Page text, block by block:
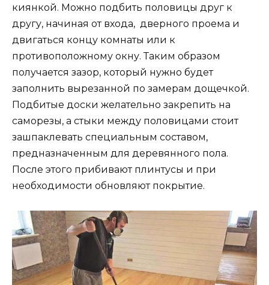
киянкой. Можно подбить половицы друг к
другу, начиная от входа, дверного проема и
двигаться концу комнаты или к
противоположному окну. Таким образом
получается зазор, который нужно будет
заполнить вырезанной по замерам дощечкой.
Подбитые доски желательно закрепить на
саморезы, а стыки между половицами стоит
зашпаклевать специальным составом,
предназначенным для деревянного пола.
После этого прибивают плинтусы и при
необходимости обновляют покрытие.